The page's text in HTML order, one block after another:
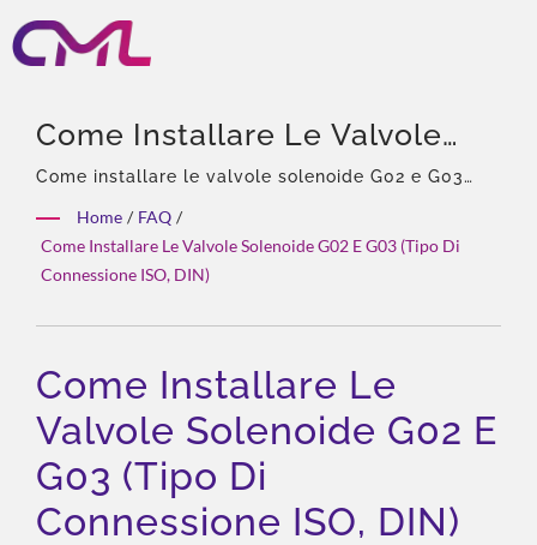
Come Installare Le Valvole
Solenoide G02 E G03 (tipo Di
Connessione ISO, DIN) |
Pompe E Valvole Idrauliche
Mondiale
Come installare le valvole solenoide G02 e G03
Home / FAQ /
Come Installare Le Valvole Solenoide G02 E G03 (tipo Di
Connessione ISO, DIN)
Come Installare Le
Valvole Solenoide G02 E
G03 (tipo Di
Connessione ISO, DIN)